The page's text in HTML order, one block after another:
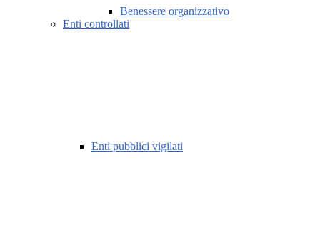
Benessere organizzativo
Enti controllati
Enti pubblici vigilati